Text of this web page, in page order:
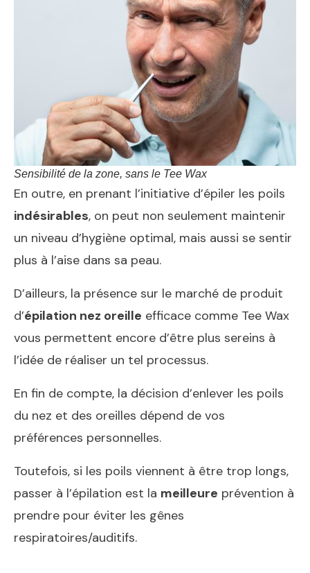
Sensibilité de la zone, sans le Tee Wax
En outre, en prenant l’initiative d’épiler les poils
indésirables, on peut non seulement maintenir
un niveau d’hygiène optimal, mais aussi se sentir
plus à l’aise dans sa peau.
D’ailleurs, la présence sur le marché de produit
d’épilation nez oreille efficace comme Tee Wax
vous permettent encore d’être plus sereins à
l’idée de réaliser un tel processus.
En fin de compte, la décision d’enlever les poils
du nez et des oreilles dépend de vos
préférences personnelles.
Toutefois, si les poils viennent à être trop longs,
passer à l’épilation est la meilleure prévention à
prendre pour éviter les gênes
respiratoires/auditifs.